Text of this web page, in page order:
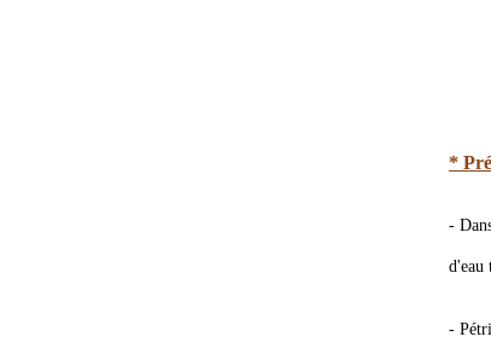
*
-
d'eau
-